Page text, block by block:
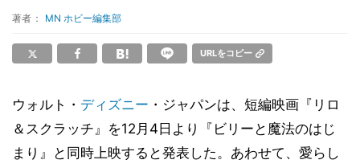
著者： MN ホビー編集部
URLをコピー
ウォルト・ ディズニー ・ジャパンは、短編映画『リロ
＆スクラッチ』を12月4日より『ビリーと魔法のはじ
まり』と同時上映すると発表した。あわせて、愛らし